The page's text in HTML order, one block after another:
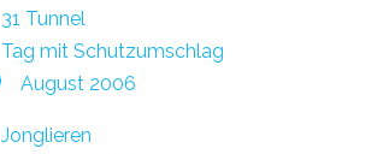
31 Tunnel
Tag mit Schutzumschlag
August 2006
Jonglieren